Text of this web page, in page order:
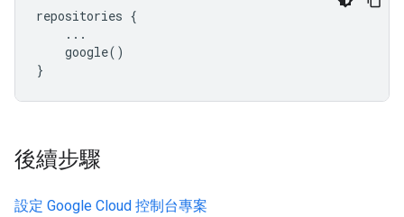
repositories {
    ...
    google()
後續步驟
設定 Google Cloud 控制台專案